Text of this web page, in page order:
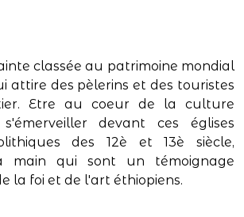
classée au patrimoine mondial
attire des pèlerins et des touristes
Etre au coeur de la culture
devant ces églises
des 12è et 13è siècle,
main qui sont un témoignage
la foi et de l'art éthiopiens.